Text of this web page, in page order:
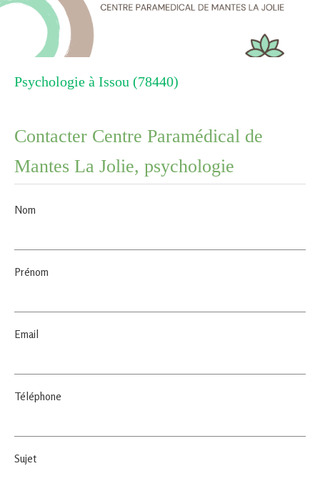
Psychologie à Issou (78440)
Contacter Centre Paramédical de
Mantes La Jolie, psychologie
Nom
Prénom
Email
Téléphone
Sujet